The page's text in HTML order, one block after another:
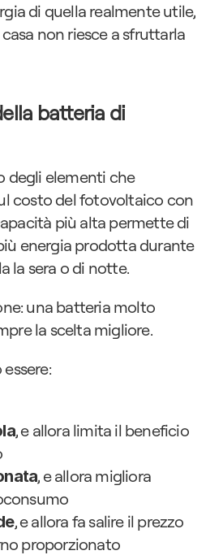
di quella realmente utile,
non riesce a sfruttarla
batteria di
degli elementi che
costo del fotovoltaico con
più alta permette di
energia prodotta durante
la sera o di notte.
una batteria molto
la scelta migliore.
, e allora limita il beneficio
, e allora migliora
, e allora fa salire il prezzo
proporzionato